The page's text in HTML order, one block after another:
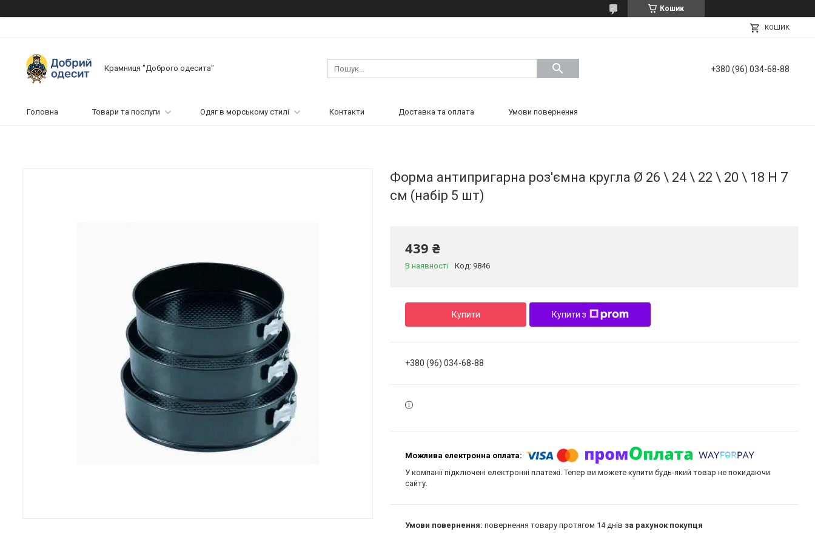
Кошик
КОШИК
Крамниця "Доброго одесита" +380 (96) 034-68-88
Головна Товари та послуги Одяг в морському стилі Контакти Доставка та оплата Умови повернення
Форма антипригарна роз'ємна кругла Ø 26 \ 24 \ 22 \ 20 \ 18 Н 7
см (набір 5 шт)
439 ₴
В наявності Код: 9846
Купити Купити з
+380 (96) 034-68-88
У компанії підключені електронні платежі. Тепер ви можете купити будь-який товар не покидаючи
сайту.
повернення товару протягом 14 днів за рахунок покупця